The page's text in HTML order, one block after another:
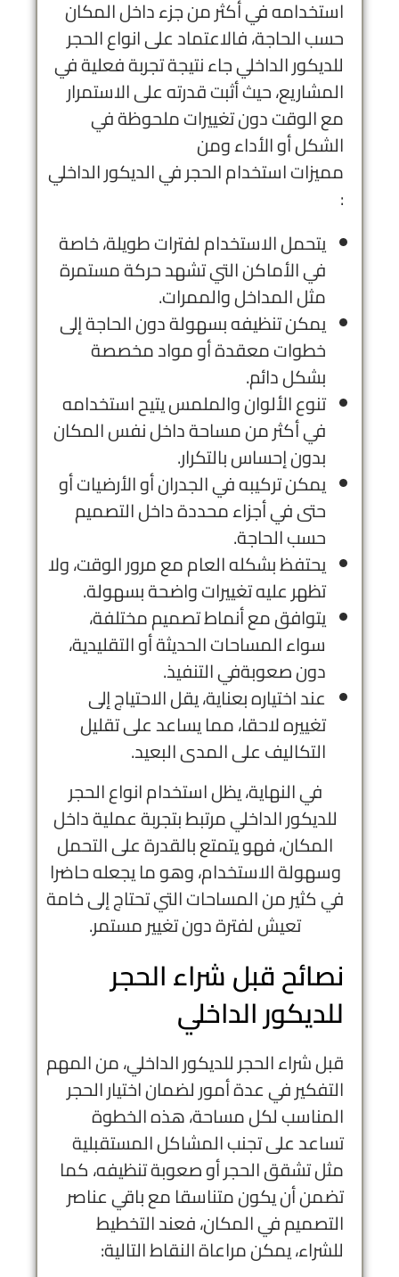
استخدامه في أكثر من جزء داخل المكان
حسب الحاجة، فالاعتماد على انواع الحجر
للديكور الداخلي جاء نتيجة تجربة فعلية في
المشاريع، حيث أثبت قدرته على الاستمرار
مع الوقت دون تغييرات ملحوظة في
الشكل أو الأداء ومن
مميزات استخدام الحجر في الديكور الداخلي
:
يتحمل الاستخدام لفترات طويلة، خاصة
في الأماكن التي تشهد حركة مستمرة
مثل المداخل والممرات.
يمكن تنظيفه بسهولة دون الحاجة إلى
خطوات معقدة أو مواد مخصصة
بشكل دائم.
تنوع الألوان والملمس يتيح استخدامه
في أكثر من مساحة داخل نفس المكان
بدون إحساس بالتكرار.
يمكن تركيبه في الجدران أو الأرضيات أو
حتى في أجزاء محددة داخل التصميم
حسب الحاجة.
يحتفظ بشكله العام مع مرور الوقت، ولا
تظهر عليه تغييرات واضحة بسهولة.
يتوافق مع أنماط تصميم مختلفة،
سواء المساحات الحديثة أو التقليدية،
دون صعوبةفي التنفيذ.
عند اختياره بعناية، يقل الاحتياج إلى
تغييره لاحقا، مما يساعد على تقليل
التكاليف على المدى البعيد.
في النهاية، يظل استخدام انواع الحجر
للديكور الداخلي مرتبط بتجربة عملية داخل
المكان، فهو يتمتع بالقدرة على التحمل
وسهولة الاستخدام، وهو ما يجعله حاضرا
في كثير من المساحات التي تحتاج إلى خامة
تعيش لفترة دون تغيير مستمر.
نصائح قبل شراء الحجر
للديكور الداخلي
قبل شراء الحجر للديكور الداخلي، من المهم
التفكير في عدة أمور لضمان اختيار الحجر
المناسب لكل مساحة، هذه الخطوة
تساعد على تجنب المشاكل المستقبلية
مثل تشقق الحجر أو صعوبة تنظيفه، كما
تضمن أن يكون متناسقا مع باقي عناصر
التصميم في المكان، فعند التخطيط
للشراء، يمكن مراعاة النقاط التالية: